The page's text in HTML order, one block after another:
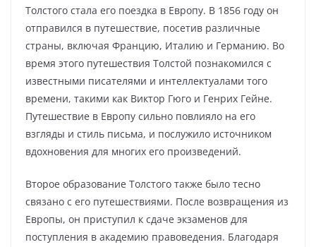
Толстого стала его поездка в Европу. В 1856 году он
отправился в путешествие, посетив различные
страны, включая Францию, Италию и Германию. Во
время этого путешествия Толстой познакомился с
известными писателями и интеллектуалами того
времени, такими как Виктор Гюго и Генрих Гейне.
Путешествие в Европу сильно повлияло на его
взгляды и стиль письма, и послужило источником
вдохновения для многих его произведений.
Второе образование Толстого также было тесно
связано с его путешествиями. После возвращения из
Европы, он приступил к сдаче экзаменов для
поступления в академию правоведения. Благодаря